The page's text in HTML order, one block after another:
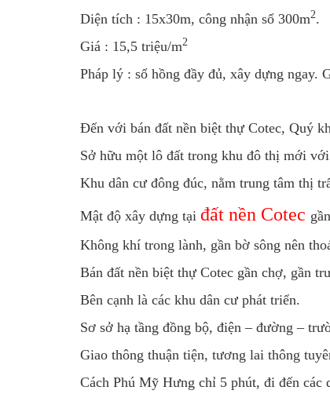
Diện tích : 15x30m, công nhận sổ 300m2.
Giá : 15,5 triệu/m2
Pháp lý : sổ hồng đầy đủ, xây dựng ngay.
Đến với bán đất nền biệt thự Cotec, Quý
Sở hữu một lô đất trong khu đô thị mới
Khu dân cư đông đúc, nằm trung tâm thị
Mật độ xây dựng tại đất nền Cotec
Không khí trong lành, gần bờ sông nên
Bán đất nền biệt thự Cotec gần chợ, gần
Bên cạnh là các khu dân cư phát triển.
Sơ sở hạ tầng đồng bộ, điện – đường –
Giao thông thuận tiện, tương lai thông
Cách Phú Mỹ Hưng chỉ 5 phút, đi đến các